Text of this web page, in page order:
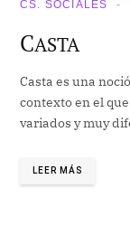
CS. SOCIALES
CASTA
Casta es una
contexto en el
variados y muy
LEER MÁS